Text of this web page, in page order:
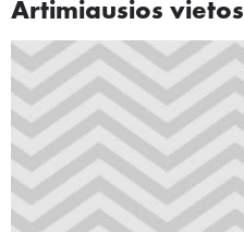
Artimiausios vietos